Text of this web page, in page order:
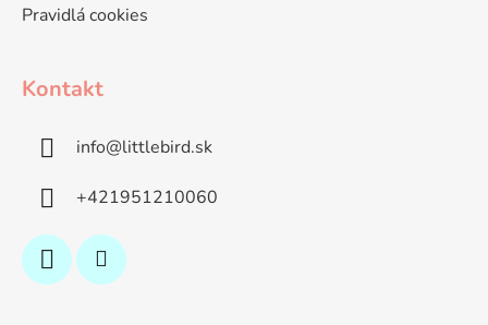
Pravidlá cookies
Kontakt
info@littlebird.sk
+421951210060